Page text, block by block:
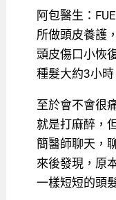
阿包醫生：
所做頭皮養護
頭皮傷口小恢
種髮大約3小
至於會不會很
就是打麻醉，
簡醫師聊天，
來後發現，原
一樣短短的頭